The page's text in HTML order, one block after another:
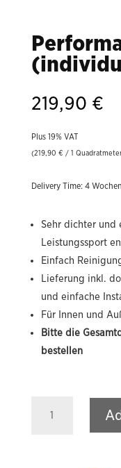
219,90 €
Plus 19% VAT
(219,90 € / 1
Delivery Time: 4 Wochen
Sehr dichter und
Leistungssport
Einfach
Lieferung inkl.
und einfache
Für Innen und
Bitte die
bestellen
Kunstrasen